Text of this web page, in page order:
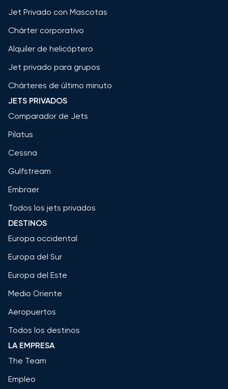
Jet Privado con Mascotas
Chárter corporativo
Alquiler de helicóptero
Jet privado para grupos
Chárteres de último minuto
JETS PRIVADOS
Comparador de Jets
Pilatus
Cessna
Gulfstream
Embraer
Todos los jets privados
DESTINOS
Europa occidental
Europa del Sur
Europa del Este
Medio Oriente
Aeropuertos
Todos los destinos
LA EMPRESA
The Team
Empleo